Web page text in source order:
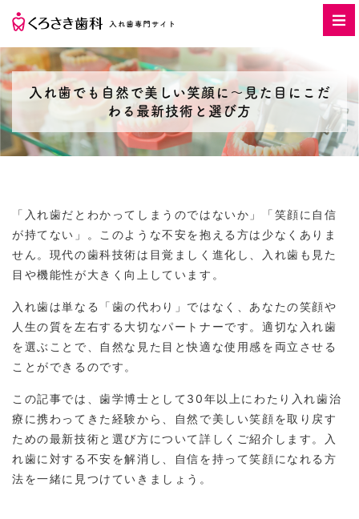
入れ歯でも自然で美しい笑顔に〜見た目にこだ
わる最新技術と選び方
「入れ歯だとわかってしまうのではないか」「笑顔に自信
が持てない」。このような不安を抱える方は少なくありま
せん。現代の歯科技術は目覚ましく進化し、入れ歯も見た
目や機能性が大きく向上しています。
入れ歯は単なる「歯の代わり」ではなく、あなたの笑顔や
人生の質を左右する大切なパートナーです。適切な入れ歯
を選ぶことで、自然な見た目と快適な使用感を両立させる
ことができるのです。
この記事では、歯学博士として30年以上にわたり入れ歯治
療に携わってきた経験から、自然で美しい笑顔を取り戻す
ための最新技術と選び方について詳しくご紹介します。入
れ歯に対する不安を解消し、自信を持って笑顔になれる方
法を一緒に見つけていきましょう。